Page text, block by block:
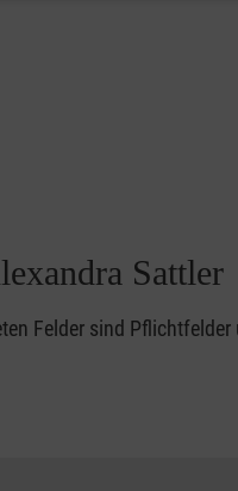
Sattler
Felder sind